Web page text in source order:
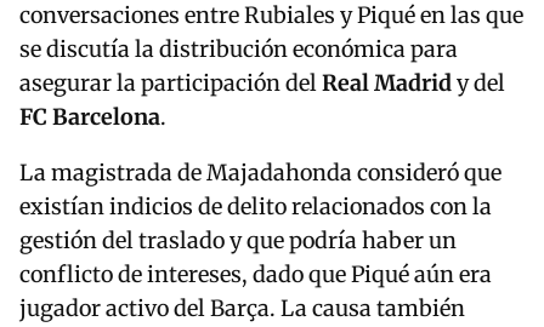
conversaciones entre Rubiales y Piqué en las que
se discutía la distribución económica para
asegurar la participación delReal Madridy del
FC Barcelona.
La magistrada de Majadahonda consideró que
existían indicios de delito relacionados con la
gestión del traslado y que podría haber un
conflicto de intereses, dado que Piqué aún era
jugador activo del Barça. La causa también